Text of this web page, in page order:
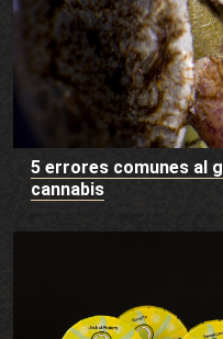
5 errores comunes al
cannabis